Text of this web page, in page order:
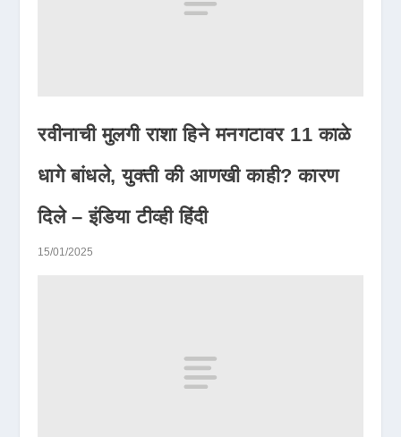
रवीनाची मुलगी राशा हिने मनगटावर 11 काळे
धागे बांधले, युक्ती की आणखी काही? कारण
दिले – इंडिया टीव्ही हिंदी
15/01/2025